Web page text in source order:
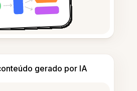
gerado por IA